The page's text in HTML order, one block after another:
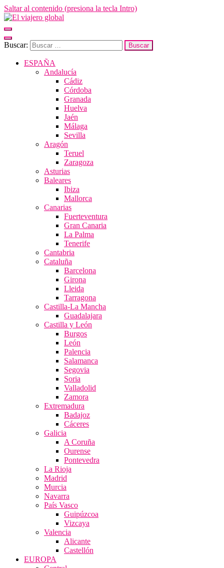
Saltar al contenido (presiona la tecla Intro)
forma sensorial, desde su música hasta su arquitectura o sus sabores
Buscar:
ESPAÑA
Andalucía
Cádiz
Córdoba
Granada
Huelva
Jaén
Málaga
Sevilla
Aragón
Teruel
Zaragoza
Asturias
Baleares
Ibiza
Mallorca
Canarias
Fuerteventura
Gran Canaria
La Palma
Tenerife
Cantabria
Cataluña
Barcelona
Girona
Lleida
Tarragona
Castilla-La Mancha
Guadalajara
Castilla y León
Burgos
León
Palencia
Salamanca
Segovia
Soria
Valladolid
Zamora
Extremadura
Badajoz
Cáceres
Galicia
A Coruña
Ourense
Pontevedra
La Rioja
Madrid
Murcia
Navarra
País Vasco
Guipúzcoa
Vizcaya
Valencia
Alicante
Castellón
EUROPA